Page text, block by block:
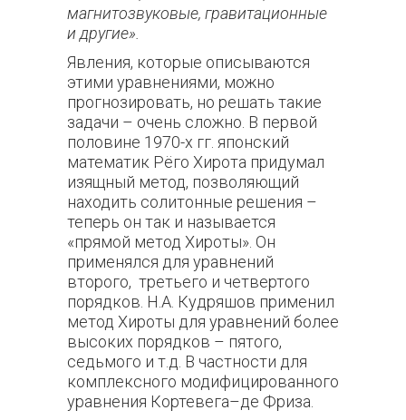
магнитозвуковые, гравитационные
и другие».
Явления, которые описываются
этими уравнениями, можно
прогнозировать, но решать такие
задачи – очень сложно. В первой
половине 1970-х гг. японский
математик Рёго Хирота придумал
изящный метод, позволяющий
находить солитонные решения –
теперь он так и называется
«прямой метод Хироты». Он
применялся для уравнений
второго, третьего и четвертого
порядков. Н.А. Кудряшов применил
метод Хироты для уравнений более
высоких порядков – пятого,
седьмого и т.д. В частности для
комплексного модифицированного
уравнения Кортевега–де Фриза.